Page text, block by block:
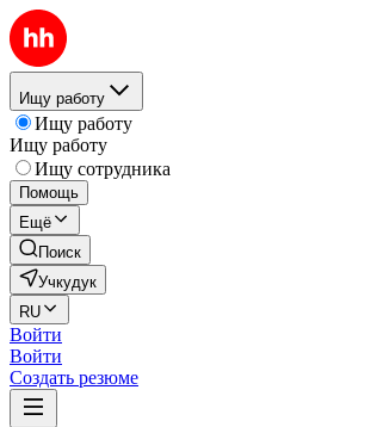
Ищу работу
Ищу работу
Ищу работу
Ищу сотрудника
Помощь
Ещё
Поиск
Учкудук
RU
Войти
Войти
Создать резюме